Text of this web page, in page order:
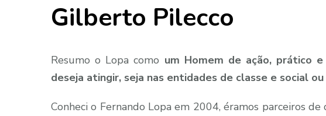
Gilberto Pilecco
Resumo o Lopa como um Homem de ação, prático
deseja atingir, seja nas entidades de classe e social
Conheci o Fernando Lopa em 2004, éramos parceiros